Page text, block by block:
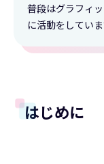
普段はグラフィ
に活動をしていま
はじめに